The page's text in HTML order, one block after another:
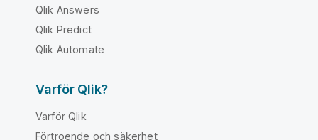
Qlik Answers
Qlik Predict
Qlik Automate
Varför Qlik?
Varför Qlik
Förtroende och säkerhet